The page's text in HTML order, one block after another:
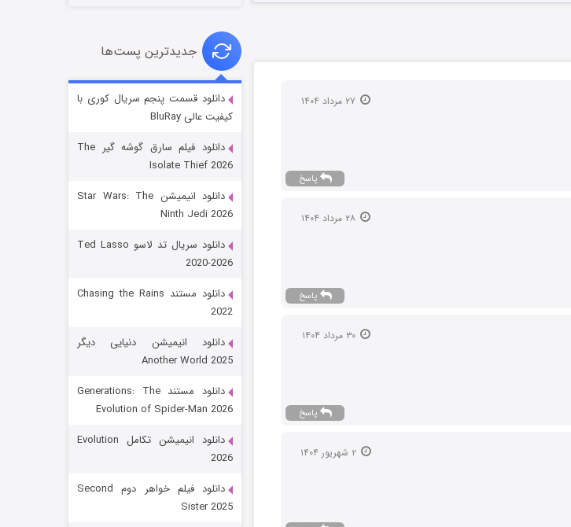
پاسخ
پاسخ
۳۰ مرداد ۱۴۰۴
پاسخ
قسمت6 (زیرنویس)
رویایی برای تو
قسمت15 (دوبله)
جدیدترین پست‌ها
دانلود قسمت پنجم سریال کوری با
کیفیت عالی BluRay
دانلود فیلم سارق گوشه گیر The
Isolate Thief 2026
دانلود انیمیشن Star Wars: The
Ninth Jedi 2026
دانلود سریال تد لاسو Ted Lasso
2020-2026
دانلود مستند Chasing the Rains
2022
دانلود انیمیشن دنیایی دیگر
Another World 2025
دانلود مستند Generations: The
Evolution of Spider-Man 2026
دانلود انیمیشن تکامل Evolution
2026
دانلود فیلم خواهر دوم Second
Sister 2025